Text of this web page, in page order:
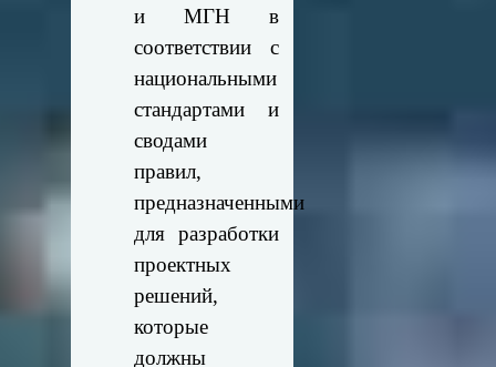
и МГН в
соответствии с
национальными
стандартами и
сводами
правил,
предназначенными
для разработки
проектных
решений,
которые
должны